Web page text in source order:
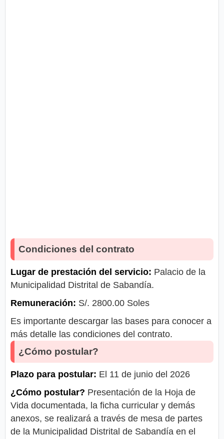
Condiciones del contrato
Lugar de prestación del servicio: Palacio de la
Municipalidad Distrital de Sabandía.
Remuneración: S/. 2800.00 Soles
Es importante descargar las bases para conocer a
más detalle las condiciones del contrato.
¿Cómo postular?
Plazo para postular: El 11 de junio del 2026
¿Cómo postular? Presentación de la Hoja de
Vida documentada, la ficha curricular y demás
anexos, se realizará a través de mesa de partes
de la Municipalidad Distrital de Sabandía en el